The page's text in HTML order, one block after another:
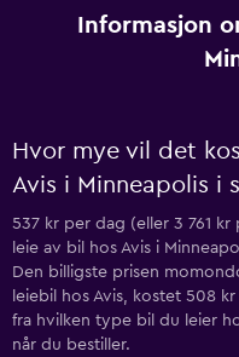
Informasjon
Hvor mye vil det
Avis i Minneapolis i
537 kr per dag (eller 3 761
leie av bil hos Avis i
Den billigste prisen
leiebil hos Avis, kostet 508
fra hvilken type bil du leier
når du bestiller.